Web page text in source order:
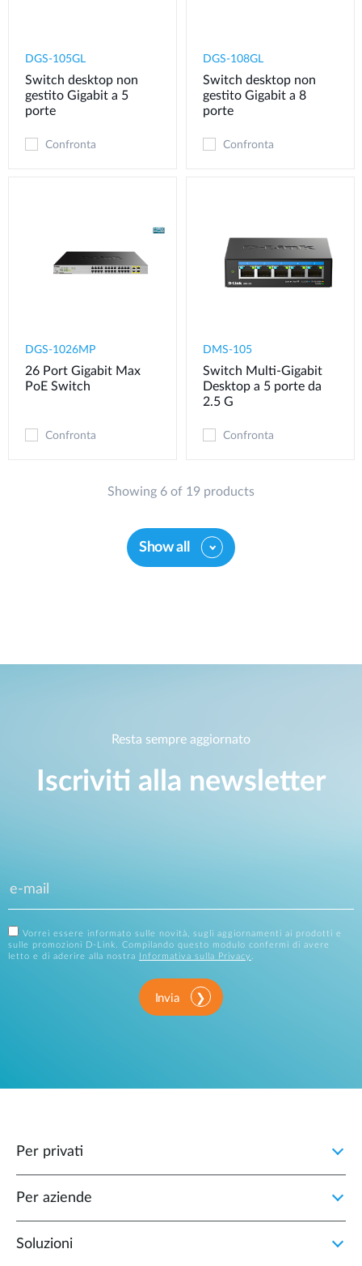
DGS-105GL
Switch desktop non
gestito Gigabit a 5
porte
Confronta
DGS-108GL
Switch desktop non
gestito Gigabit a 8
porte
Confronta
DGS-1026MP
26 Port Gigabit Max
PoE Switch
Confronta
DMS-105
Switch Multi-Gigabit
Desktop a 5 porte da
2.5 G
Confronta
Showing 6 of 19 products
Show all
Resta sempre aggiornato
Iscriviti alla newsletter
Vorrei essere informato sulle novità, sugli aggiornamenti ai prodotti e
sulle promozioni D-Link. Compilando questo modulo confermi di avere
letto e di aderire alla nostra
Informativa sulla Privacy
Invia
Per privati
Per aziende
Soluzioni